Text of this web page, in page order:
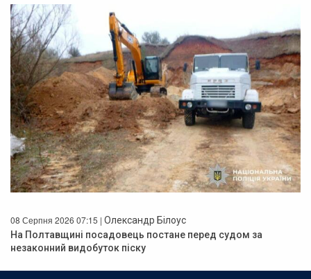
08 Серпня 2026 07:15 | Олександр Білоус
На Полтавщині посадовець постане перед судом за
незаконний видобуток піску